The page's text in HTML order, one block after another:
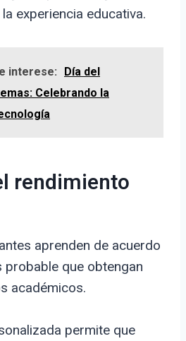
experiencia educativa.
interese:
Día del
Celebrando la
rendimiento
aprenden de acuerdo
probable que obtengan
académicos.
permite que